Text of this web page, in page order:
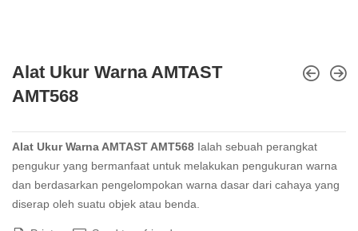
Alat Ukur Warna AMTAST
AMT568
Alat Ukur Warna AMTAST AMT568 Ialah sebuah perangkat
pengukur yang bermanfaat untuk melakukan pengukuran warna
dan berdasarkan pengelompokan warna dasar dari cahaya yang
diserap oleh suatu objek atau benda.